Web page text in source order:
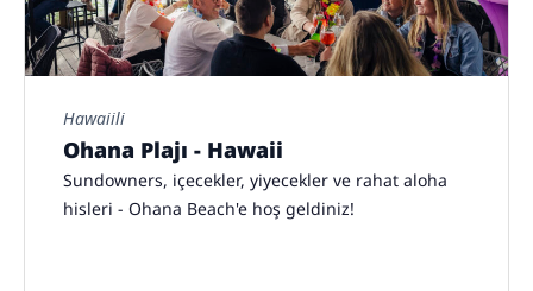
Hawaiili
Ohana Plajı - Hawaii
Sundowners, içecekler, yiyecekler ve rahat aloha
hisleri - Ohana Beach'e hoş geldiniz!